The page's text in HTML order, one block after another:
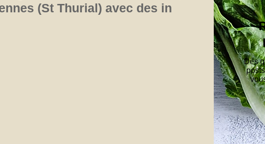
(St Thurial) avec des in
Dès